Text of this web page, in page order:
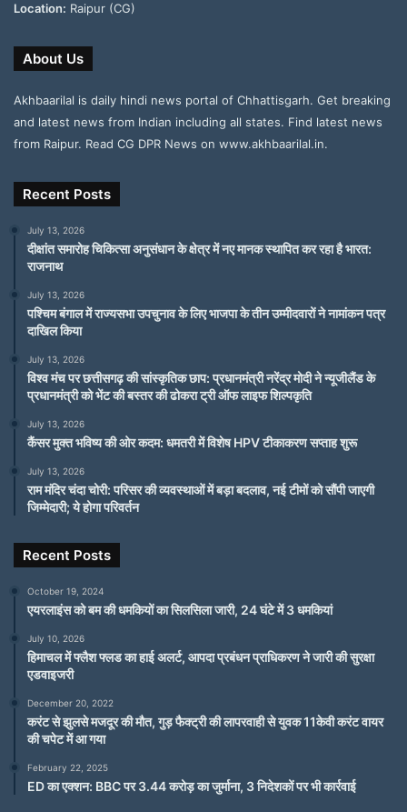
Location: Raipur (CG)
About Us
Akhbaarilal is daily hindi news portal of Chhattisgarh. Get breaking
and latest news from Indian including all states. Find latest news
from Raipur. Read CG DPR News on www.akhbaarilal.in.
Recent Posts
July 13, 2026
दीक्षांत समारोह चिकित्सा अनुसंधान के क्षेत्र में नए मानक स्थापित कर रहा है भारत:
राजनाथ
July 13, 2026
पश्चिम बंगाल में राज्यसभा उपचुनाव के लिए भाजपा के तीन उम्मीदवारों ने नामांकन पत्र
दाखिल किया
July 13, 2026
विश्व मंच पर छत्तीसगढ़ की सांस्कृतिक छाप: प्रधानमंत्री नरेंद्र मोदी ने न्यूजीलैंड के
प्रधानमंत्री को भेंट की बस्तर की ढोकरा ट्री ऑफ लाइफ शिल्पकृति
July 13, 2026
कैंसर मुक्त भविष्य की ओर कदम: धमतरी में विशेष HPV टीकाकरण सप्ताह शुरू
July 13, 2026
राम मंदिर चंदा चोरी: परिसर की व्यवस्थाओं में बड़ा बदलाव, नई टीमों को सौंपी जाएगी
जिम्मेदारी; ये होगा परिवर्तन
Recent Posts
October 19, 2024
एयरलाइंस को बम की धमकियों का सिलसिला जारी, 24 घंटे में 3 धमकियां
July 10, 2026
हिमाचल में फ्लैश फ्लड का हाई अलर्ट, आपदा प्रबंधन प्राधिकरण ने जारी की सुरक्षा
एडवाइजरी
December 20, 2022
करंट से झुलसे मजदूर की मौत, गुड़ फैक्ट्री की लापरवाही से युवक 11केवी करंट वायर
की चपेट में आ गया
February 22, 2025
ED का एक्शन: BBC पर 3.44 करोड़ का जुर्माना, 3 निदेशकों पर भी कार्रवाई